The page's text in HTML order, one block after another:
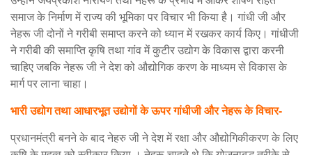
समाज के निर्माण में राज्य की भूमिका पर विचार भी किया है। गांधी जी और
नेहरू जी दोनों ने गरीबी समाप्त करने को ध्यान में रखकर कार्य किए। गांधीजी
ने गरीबी की समाप्ति कृषि तथा गांव में कुटीर उद्योग के विकास द्वारा करनी
चाहिए जबकि नेहरू जी ने देश को औद्योगिक करण के माध्यम से विकास के
मार्ग पर लाना चाहा।
भारी उद्योग तथा आधारभूत उद्योगों के ऊपर गांधीजी और नेहरू के विचार-
प्रधानमंत्री बनने के बाद नेहरु जी ने देश में रक्षा और औद्योगिकीकरण के लिए